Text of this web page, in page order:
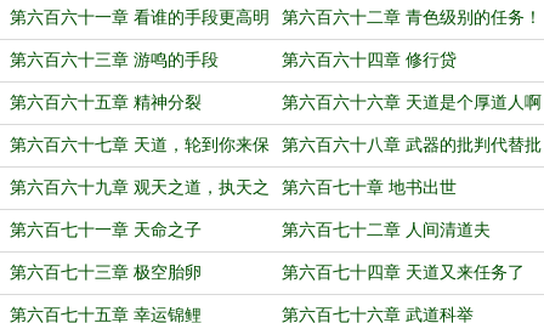
第六百六十一章 看谁的手段更高明 第六百六十二章 青色级别的任务！
第六百六十三章 游鸣的手段 第六百六十四章 修行贷
第六百六十五章 精神分裂 第六百六十六章 天道是个厚道人啊
（这章节序号6啊，六百六十六章）
第六百六十七章 天道，轮到你来保
护我了（4k)
第六百六十八章 武器的批判代替批
判的武器
第六百六十九章 观天之道，执天之
行
第六百七十章 地书出世
第六百七十一章 天命之子 第六百七十二章 人间清道夫
第六百七十三章 极空胎卵 第六百七十四章 天道又来任务了
第六百七十五章 幸运锦鲤 第六百七十六章 武道科举